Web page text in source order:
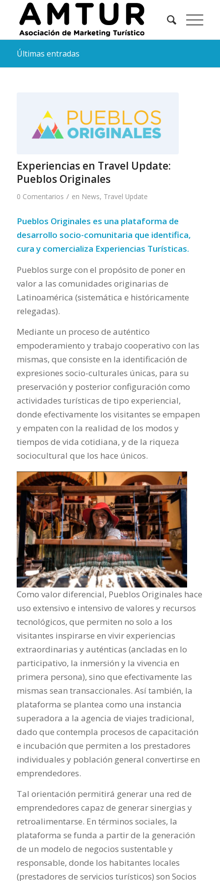
Últimas entradas
Experiencias en Travel Update:
Pueblos Originales
0 Comentarios / en News, Travel Update
Pueblos Originales es una plataforma de
desarrollo socio-comunitaria que identifica,
cura y comercializa Experiencias Turísticas.
Pueblos surge con el propósito de poner en
valor a las comunidades originarias de
Latinoamérica (sistemática e históricamente
relegadas).
Mediante un proceso de auténtico
empoderamiento y trabajo cooperativo con las
mismas, que consiste en la identificación de
expresiones socio-culturales únicas, para su
preservación y posterior configuración como
actividades turísticas de tipo experiencial,
donde efectivamente los visitantes se empapen
y empaten con la realidad de los modos y
tiempos de vida cotidiana, y de la riqueza
sociocultural que los hace únicos.
Como valor diferencial, Pueblos Originales hace
uso extensivo e intensivo de valores y recursos
tecnológicos, que permiten no solo a los
visitantes inspirarse en vivir experiencias
extraordinarias y auténticas (ancladas en lo
participativo, la inmersión y la vivencia en
primera persona), sino que efectivamente las
mismas sean transaccionales. Así también, la
plataforma se plantea como una instancia
superadora a la agencia de viajes tradicional,
dado que contempla procesos de capacitación
e incubación que permiten a los prestadores
individuales y población general convertirse en
emprendedores.
Tal orientación permitirá generar una red de
emprendedores capaz de generar sinergias y
retroalimentarse. En términos sociales, la
plataforma se funda a partir de la generación
de un modelo de negocios sustentable y
responsable, donde los habitantes locales
(prestadores de servicios turísticos) son Socios